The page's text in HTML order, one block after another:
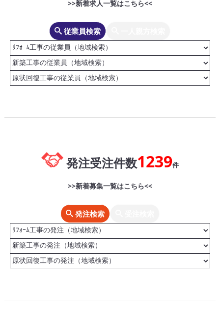
>>新着求人一覧はこちら<<
従業員検索
発注受注件数1239件
>>新着募集一覧はこちら<<
発注検索